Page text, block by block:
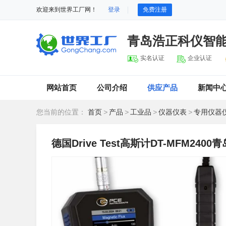
欢迎来到世界工厂网！ 登录 免费注册
青岛浩正科仪智
实名认证 企业认证
网站首页 公司介绍 供应产品 新闻中
您当前的位置： 首页 > 产品 > 工业品 >仪器仪表 >专用仪器
德国Drive Test高斯计DT-MFM2400